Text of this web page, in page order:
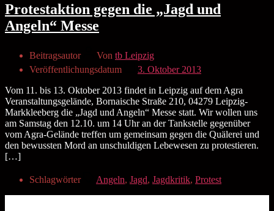
Protestaktion gegen die „Jagd und
Angeln“ Messe
Beitragsautor Von tb Leipzig
Veröffentlichungsdatum
3. Oktober 2013
Vom 11. bis 13. Oktober 2013 findet in Leipzig auf dem Agra
Veranstaltungsgelände, Bornaische Straße 210, 04279 Leipzig-
Markkleeberg die „Jagd und Angeln“ Messe statt. Wir wollen uns
am Samstag den 12.10. um 14 Uhr an der Tankstelle gegenüber
vom Agra-Gelände treffen um gemeinsam gegen die Quälerei und
den bewussten Mord an unschuldigen Lebewesen zu protestieren.
[…]
Schlagwörter Angeln, Jagd, Jagdkritik, Protest